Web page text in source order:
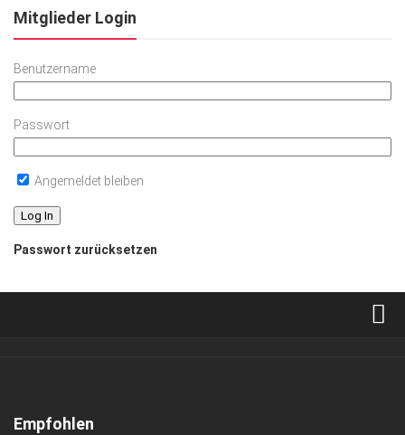
Mitglieder Login
Benutzername
Passwort
Angemeldet bleiben
Passwort zurücksetzen
Kontakt, Impressum
Empfohlen